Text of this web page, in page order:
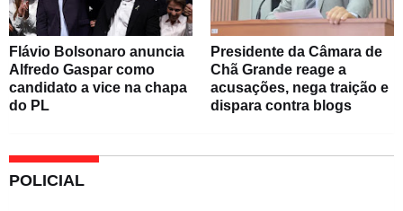
Flávio Bolsonaro anuncia
Alfredo Gaspar como
candidato a vice na chapa
do PL
Presidente da Câmara de
Chã Grande reage a
acusações, nega traição e
dispara contra blogs
POLICIAL